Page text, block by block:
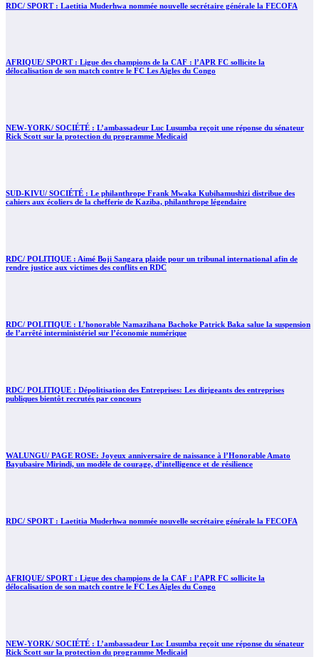
RDC/ SPORT : Laetitia Muderhwa nommée nouvelle secrétaire générale la FECOFA
AFRIQUE/ SPORT : Ligue des champions de la CAF : l’APR FC sollicite la
délocalisation de son match contre le FC Les Aigles du Congo
NEW-YORK/ SOCIÉTÉ : L’ambassadeur Luc Lusumba reçoit une réponse du sénateur
Rick Scott sur la protection du programme Medicaid
SUD-KIVU/ SOCIÉTÉ : Le philanthrope Frank Mwaka Kubihamushizi distribue des
cahiers aux écoliers de la chefferie de Kaziba, philanthrope légendaire
RDC/ POLITIQUE : Aimé Boji Sangara plaide pour un tribunal international afin de
rendre justice aux victimes des conflits en RDC
RDC/ POLITIQUE : L’honorable Namazihana Bachoke Patrick Baka salue la suspension
de l’arrêté interministériel sur l’économie numérique
RDC/ POLITIQUE : Dépolitisation des Entreprises: Les dirigeants des entreprises
publiques bientôt recrutés par concours
WALUNGU/ PAGE ROSE: Joyeux anniversaire de naissance à l’Honorable Amato
Bayubasire Mirindi, un modèle de courage, d’intelligence et de résilience
RDC/ SPORT : Laetitia Muderhwa nommée nouvelle secrétaire générale la FECOFA
AFRIQUE/ SPORT : Ligue des champions de la CAF : l’APR FC sollicite la
délocalisation de son match contre le FC Les Aigles du Congo
NEW-YORK/ SOCIÉTÉ : L’ambassadeur Luc Lusumba reçoit une réponse du sénateur
Rick Scott sur la protection du programme Medicaid